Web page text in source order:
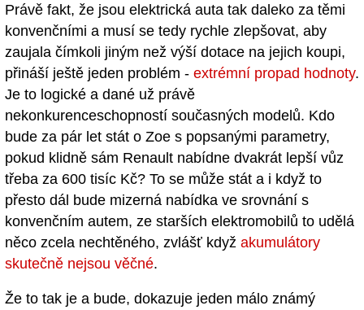
Právě fakt, že jsou elektrická auta tak daleko za těmi
konvenčními a musí se tedy rychle zlepšovat, aby
zaujala čímkoli jiným než výší dotace na jejich koupi,
přináší ještě jeden problém - extrémní propad hodnoty.
Je to logické a dané už právě
nekonkurenceschopností současných modelů. Kdo
bude za pár let stát o Zoe s popsanými parametry,
pokud klidně sám Renault nabídne dvakrát lepší vůz
třeba za 600 tisíc Kč? To se může stát a i když to
přesto dál bude mizerná nabídka ve srovnání s
konvenčním autem, ze starších elektromobilů to udělá
něco zcela nechtěného, zvlášť když akumulátory
skutečně nejsou věčné.
Že to tak je a bude, dokazuje jeden málo známý